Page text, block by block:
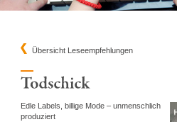
Übersicht Leseempfehlungen
Edle Labels, billige Mode – unmenschlich
produziert